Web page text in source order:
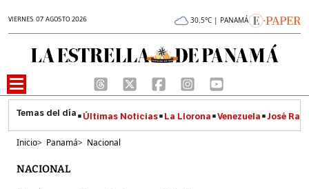
VIERNES 07 AGOSTO 2026 30.5°C | PANAMÁ
Últimas Noticias La Llorona Venezuela José
Inicio> Panamá> Nacional
NACIONAL